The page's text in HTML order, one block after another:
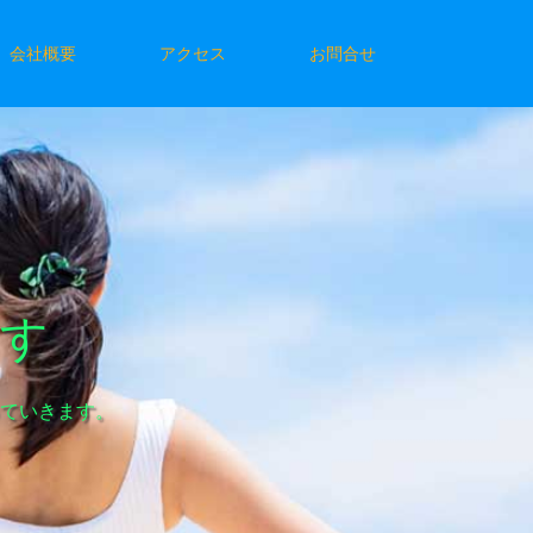
会社概要 アクセス お問合せ
いきます。